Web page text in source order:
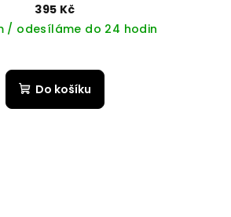
395 Kč
/ odesíláme do 24 hodin
Do košíku